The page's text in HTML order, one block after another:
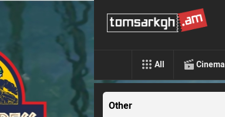
All Cinema
Other